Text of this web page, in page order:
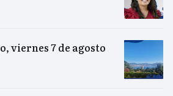
viernes 7 de agosto